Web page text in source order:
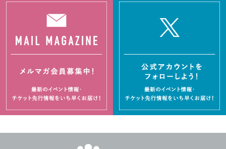
2026.8.8(土)発売
ミュージカル「忍たま乱太郎」六年
生単独ライブ ～六忍出陣～
2026.8.8(土)発売
Shibuya LOVEZ